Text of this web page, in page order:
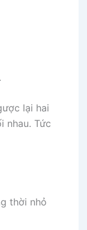
lại hai
nhau. Tức
thời nhỏ